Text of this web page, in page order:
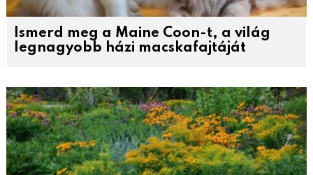
Ismerd meg a Maine Coon-t, a világ
legnagyobb házi macskafajtáját